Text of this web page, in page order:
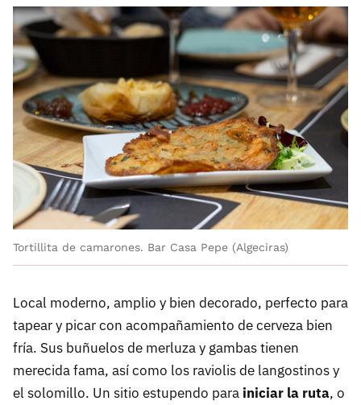
Tortillita de camarones. Bar Casa Pepe (Algeciras)
Local moderno, amplio y bien decorado, perfecto para
tapear y picar con acompañamiento de cerveza bien
fría. Sus buñuelos de merluza y gambas tienen
merecida fama, así como los raviolis de langostinos y
el solomillo. Un sitio estupendo para iniciar la ruta, o